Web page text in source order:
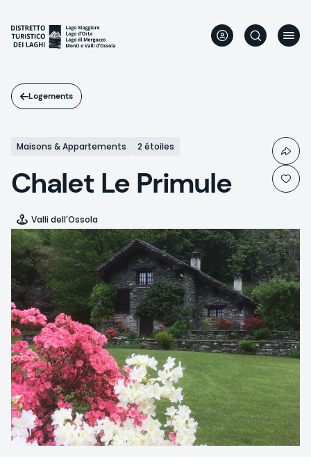
contenu
principal
Logements
Maisons & Appartements 2 étoiles
Chalet Le Primule
Valli dell'Ossola